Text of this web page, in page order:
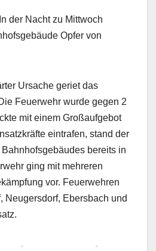
der Nacht zu Mittwoch
Opfer von
Ursache geriet das
Feuerwehr wurde gegen 2
mit einem Großaufgebot
eintrafen, stand der
bereits in
ging mit mehreren
vor. Feuerwehren
Neugersdorf, Ebersbach und